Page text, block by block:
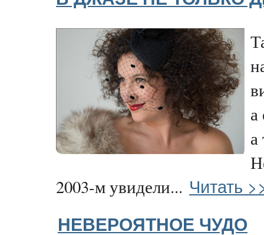
а
а
2003-м увидели... Читать
НЕВЕРОЯТНОЕ ЧУДО